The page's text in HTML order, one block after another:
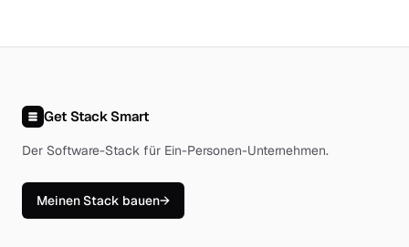
Get Stack Smart
Der Software-Stack für Ein-Personen-Unternehmen.
Meinen Stack bauen→